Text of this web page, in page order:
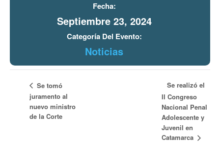
Fecha:
Septiembre 23, 2024
Categoría Del Evento:
Noticias
Se tomó
juramento al
nuevo ministro
de la Corte
Se realizó el
II Congreso
Nacional Penal
Adolescente y
Juvenil en
Catamarca